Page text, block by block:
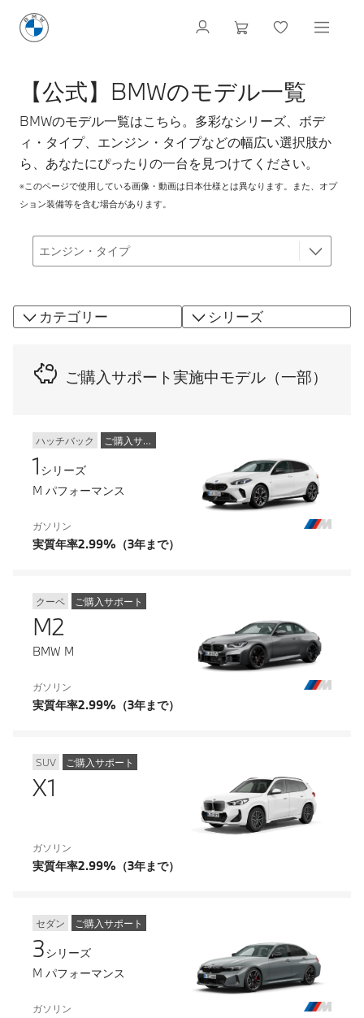
【公式】BMWのモデル一覧
BMWのモデル一覧はこちら。多彩なシリーズ、ボデ
ィ・タイプ、エンジン・タイプなどの幅広い選択肢か
ら、あなたにぴったりの一台を見つけてください。
※このページで使用している画像・動画は日本仕様とは異なります。また、オプ
ション装備等を含む場合があります。
カテゴリー シリーズ
ご購入サポート実施中モデル（一部）
ハッチバック ご購入サポート
1 シリーズ
M パフォーマンス
ガソリン
実質年率2.99%（3年まで）
クーペ ご購入サポート
M2
BMW M
ガソリン
実質年率2.99%（3年まで）
SUV ご購入サポート
X1
ガソリン
実質年率2.99%（3年まで）
セダン ご購入サポート
3シリーズ
M パフォーマンス
ガソリン